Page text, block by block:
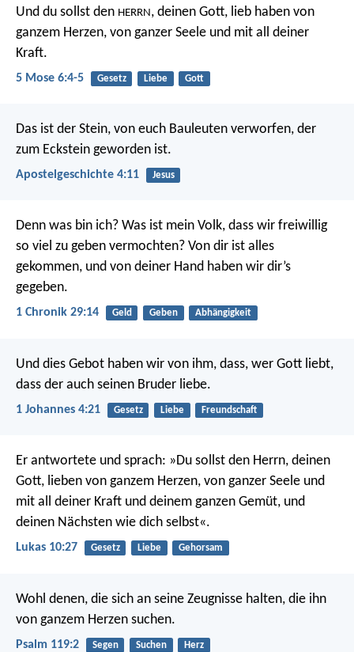
Und du sollst den HERRN, deinen Gott, lieb haben von
ganzem Herzen, von ganzer Seele und mit all deiner
Kraft.
5 Mose 6:4-5 Gesetz Liebe Gott
Das ist der Stein, von euch Bauleuten verworfen, der
zum Eckstein geworden ist.
Apostelgeschichte 4:11 Jesus
Denn was bin ich? Was ist mein Volk, dass wir freiwillig
so viel zu geben vermochten? Von dir ist alles
gekommen, und von deiner Hand haben wir dir’s
gegeben.
1 Chronik 29:14 Geld Geben Abhängigkeit
Und dies Gebot haben wir von ihm, dass, wer Gott liebt,
dass der auch seinen Bruder liebe.
1 Johannes 4:21 Gesetz Liebe Freundschaft
Er antwortete und sprach: »Du sollst den Herrn, deinen
Gott, lieben von ganzem Herzen, von ganzer Seele und
mit all deiner Kraft und deinem ganzen Gemüt, und
deinen Nächsten wie dich selbst«.
Lukas 10:27 Gesetz Liebe Gehorsam
Wohl denen, die sich an seine Zeugnisse halten, die ihn
von ganzem Herzen suchen.
Psalm 119:2 Segen Suchen Herz